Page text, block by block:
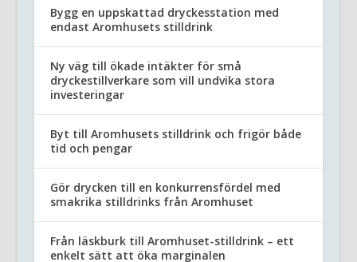
Bygg en uppskattad dryckesstation med
endast Aromhusets stilldrink
Ny väg till ökade intäkter för små
dryckestillverkare som vill undvika stora
investeringar
Byt till Aromhusets stilldrink och frigör både
tid och pengar
Gör drycken till en konkurrensfördel med
smakrika stilldrinks från Aromhuset
Från läskburk till Aromhuset-stilldrink – ett
enkelt sätt att öka marginalen